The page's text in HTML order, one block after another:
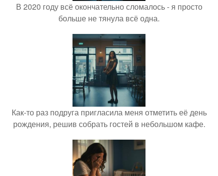
В 2020 году всё окончательно сломалось - я просто
больше не тянула всё одна.
Как-то раз подруга пригласила меня отметить её день
рождения, решив собрать гостей в небольшом кафе.